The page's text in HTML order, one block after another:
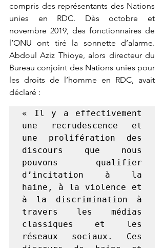
compris des représentants des Nations
unies en RDC. Dès octobre et
novembre 2019, des fonctionnaires de
l’ONU ont tiré la sonnette d’alarme.
Abdoul Aziz Thioye, alors directeur du
Bureau conjoint des Nations unies pour
les droits de l’homme en RDC, avait
déclaré :
« Il y a effectivement
une recrudescence et
une prolifération des
discours que nous
pouvons qualifier
d’incitation à la
haine, à la violence et
à la discrimination à
travers les médias
classiques et les
réseaux sociaux. Ces